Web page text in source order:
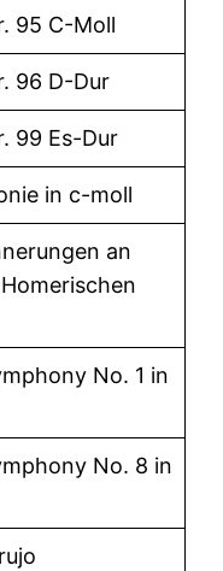
95 C-Moll
96 D-Dur
99 Es-Dur
in c-moll
an
No. 1 in
No. 8 in